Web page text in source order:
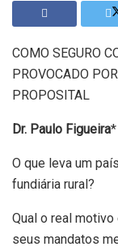
COMO SEGURO
PROVOCADO
PROPOSITAL
Dr. Paulo Figueira*
O que leva um
fundiária rural?
Qual o real
seus mandatos